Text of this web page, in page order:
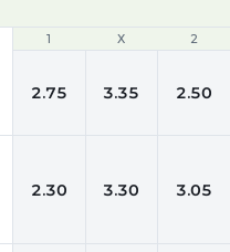
1 Х 2
1 Х 2
2.75 3.35 2.50
2.30 3.30 3.05